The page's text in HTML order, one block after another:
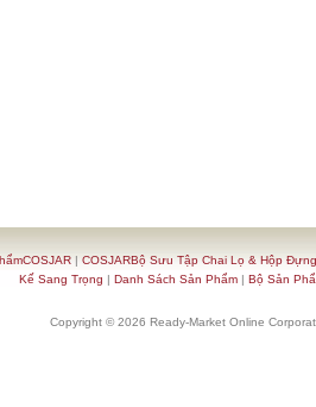
| COSJARBộ Sưu Tập Chai Lọ & Hộp
Kế Sang Trọng | Danh Sách Sản Phẩm| Bộ Sản
Copyright © 2026 Ready-Market Online